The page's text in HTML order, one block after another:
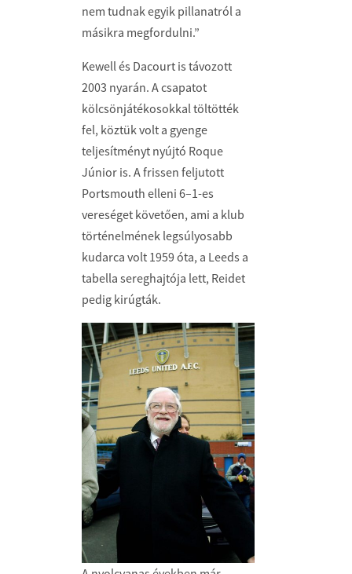
nem tudnak egyik pillanatról a
másikra megfordulni.”
Kewell és Dacourt is távozott
2003 nyarán. A csapatot
kölcsönjátékosokkal töltötték
fel, köztük volt a gyenge
teljesítményt nyújtó Roque
Júnior is. A frissen feljutott
Portsmouth elleni 6–1-es
vereséget követően, ami a klub
történelmének legsúlyosabb
kudarca volt 1959 óta, a Leeds a
tabella sereghajtója lett, Reidet
pedig kirúgták.